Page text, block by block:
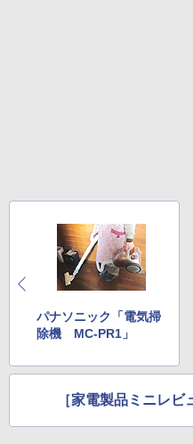
パナソニック「電気掃
除機 MC-PR1」
［家電製品ミニレ